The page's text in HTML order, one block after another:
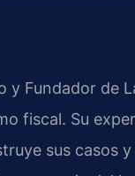
y Fundador de
fiscal. Su
sus casos